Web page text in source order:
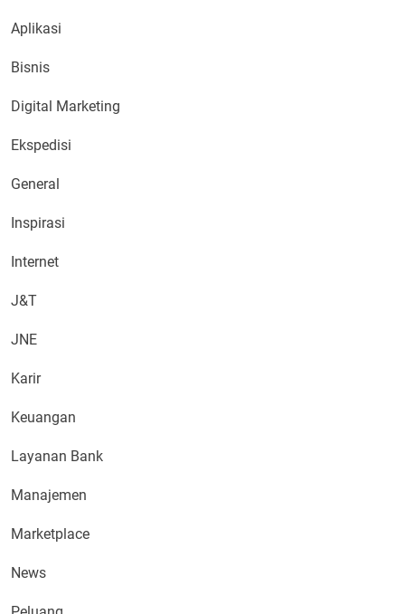
Aplikasi
Bisnis
Digital Marketing
Ekspedisi
General
Inspirasi
Internet
J&T
JNE
Karir
Keuangan
Layanan Bank
Manajemen
Marketplace
News